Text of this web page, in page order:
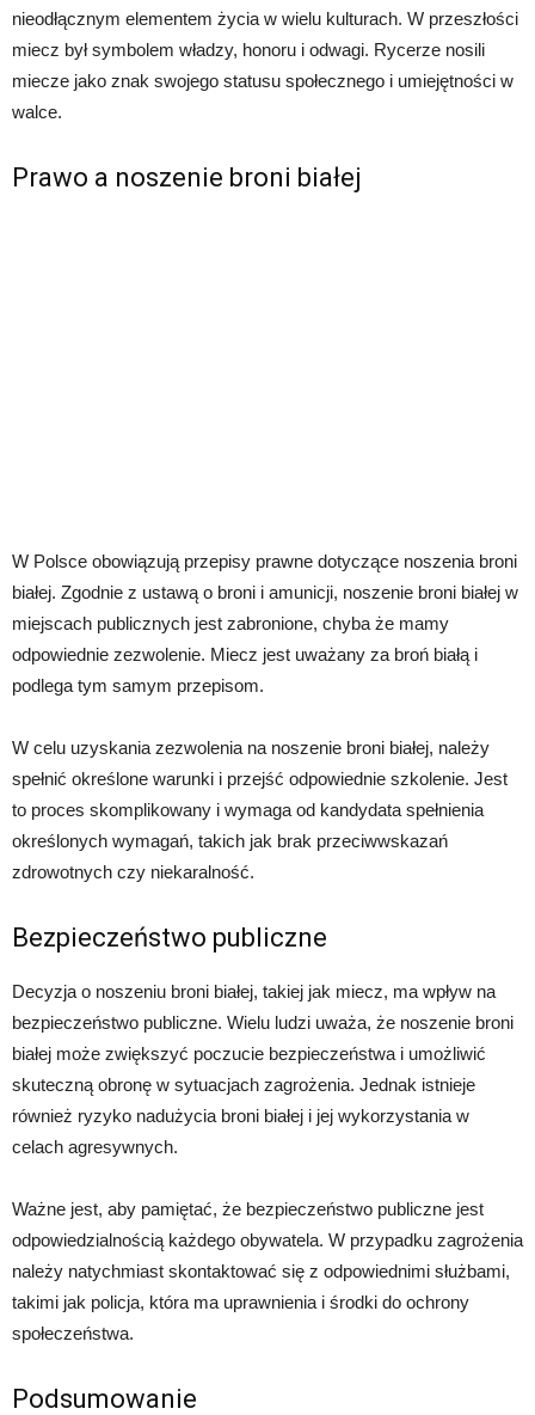
nieodłącznym elementem życia w wielu kulturach. W przeszłości
miecz był symbolem władzy, honoru i odwagi. Rycerze nosili
miecze jako znak swojego statusu społecznego i umiejętności w
walce.
Prawo a noszenie broni białej
W Polsce obowiązują przepisy prawne dotyczące noszenia broni
białej. Zgodnie z ustawą o broni i amunicji, noszenie broni białej w
miejscach publicznych jest zabronione, chyba że mamy
odpowiednie zezwolenie. Miecz jest uważany za broń białą i
podlega tym samym przepisom.
W celu uzyskania zezwolenia na noszenie broni białej, należy
spełnić określone warunki i przejść odpowiednie szkolenie. Jest
to proces skomplikowany i wymaga od kandydata spełnienia
określonych wymagań, takich jak brak przeciwwskazań
zdrowotnych czy niekaralność.
Bezpieczeństwo publiczne
Decyzja o noszeniu broni białej, takiej jak miecz, ma wpływ na
bezpieczeństwo publiczne. Wielu ludzi uważa, że noszenie broni
białej może zwiększyć poczucie bezpieczeństwa i umożliwić
skuteczną obronę w sytuacjach zagrożenia. Jednak istnieje
również ryzyko nadużycia broni białej i jej wykorzystania w
celach agresywnych.
Ważne jest, aby pamiętać, że bezpieczeństwo publiczne jest
odpowiedzialnością każdego obywatela. W przypadku zagrożenia
należy natychmiast skontaktować się z odpowiednimi służbami,
takimi jak policja, która ma uprawnienia i środki do ochrony
społeczeństwa.
Podsumowanie